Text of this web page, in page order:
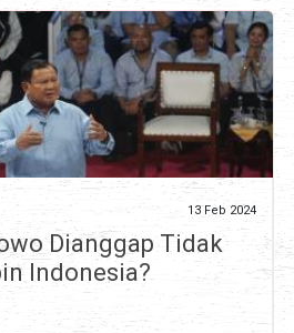
13 Feb 2024
Dianggap Tidak
Indonesia?